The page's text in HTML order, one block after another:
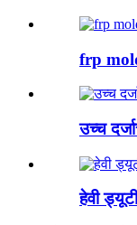
frp
उच्च
हेवी